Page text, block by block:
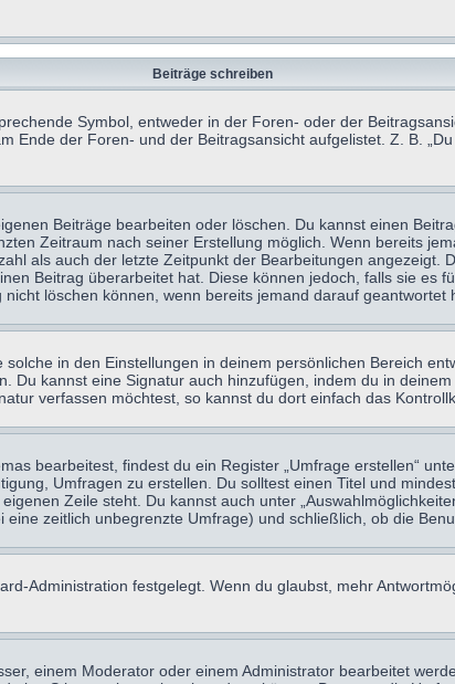
Beiträge schreiben
Symbol, entweder in der Foren- oder der
Ende der Foren- und der Beitragsansicht aufgelistet. Z. B.
Beiträge bearbeiten oder löschen. Du kannst einen
Zeitraum nach seiner Erstellung möglich. Wenn bereits
als auch der letzte Zeitpunkt der Bearbeitungen angezeigt.
Beitrag überarbeitet hat. Diese können jedoch, falls sie es
löschen können, wenn bereits jemand darauf geantwortet
in den Einstellungen in deinem persönlichen Bereich
Du kannst eine Signatur auch hinzufügen, indem du in
verfassen möchtest, so kannst du dort einfach das
bearbeitest, findest du ein Register „Umfrage erstellen“
Umfragen zu erstellen. Du solltest einen Titel und
Zeile steht. Du kannst auch unter
zeitlich unbegrenzte Umfrage) und schließlich, ob die
Administration festgelegt. Wenn du glaubst, mehr
einem Moderator oder einem Administrator bearbeitet